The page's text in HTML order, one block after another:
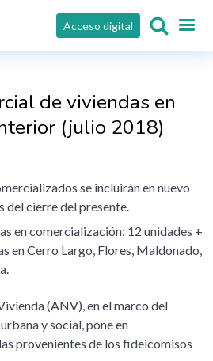
Acceso digital
de viviendas en
(julio 2018)
se incluirán en nuevo
del cierre del presente.
en comercialización: 12 unidades +
en Cerro Largo, Flores, Maldonado,
(ANV), en el marco del
y social, pone en
provenientes de los fideicomisos